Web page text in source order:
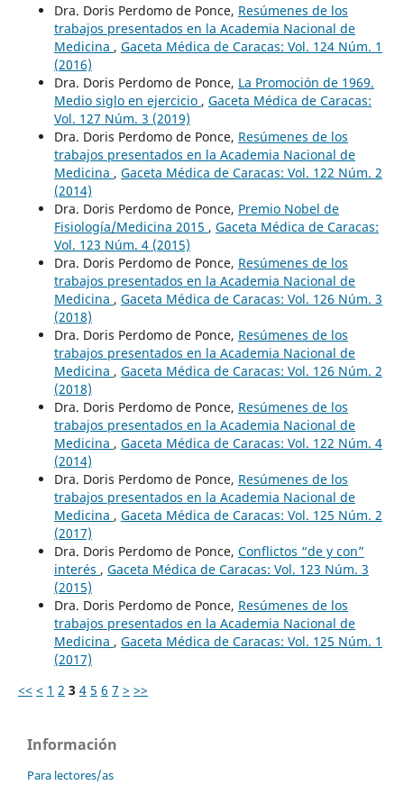
Dra. Doris Perdomo de Ponce, Resúmenes de los
trabajos presentados en la Academia Nacional de
Medicina , Gaceta Médica de Caracas: Vol. 124 Núm. 1
(2016)
Dra. Doris Perdomo de Ponce, La Promoción de 1969.
Medio siglo en ejercicio , Gaceta Médica de Caracas:
Vol. 127 Núm. 3 (2019)
Dra. Doris Perdomo de Ponce, Resúmenes de los
trabajos presentados en la Academia Nacional de
Medicina , Gaceta Médica de Caracas: Vol. 122 Núm. 2
(2014)
Dra. Doris Perdomo de Ponce, Premio Nobel de
Fisiología/Medicina 2015 , Gaceta Médica de Caracas:
Vol. 123 Núm. 4 (2015)
Dra. Doris Perdomo de Ponce, Resúmenes de los
trabajos presentados en la Academia Nacional de
Medicina , Gaceta Médica de Caracas: Vol. 126 Núm. 3
(2018)
Dra. Doris Perdomo de Ponce, Resúmenes de los
trabajos presentados en la Academia Nacional de
Medicina , Gaceta Médica de Caracas: Vol. 126 Núm. 2
(2018)
Dra. Doris Perdomo de Ponce, Resúmenes de los
trabajos presentados en la Academia Nacional de
Medicina , Gaceta Médica de Caracas: Vol. 122 Núm. 4
(2014)
Dra. Doris Perdomo de Ponce, Resúmenes de los
trabajos presentados en la Academia Nacional de
Medicina , Gaceta Médica de Caracas: Vol. 125 Núm. 2
(2017)
Dra. Doris Perdomo de Ponce, Conflictos “de y con”
interés , Gaceta Médica de Caracas: Vol. 123 Núm. 3
(2015)
Dra. Doris Perdomo de Ponce, Resúmenes de los
trabajos presentados en la Academia Nacional de
Medicina , Gaceta Médica de Caracas: Vol. 125 Núm. 1
(2017)
<< < 1 2 3 4 5 6 7 > >>
Información
Para lectores/as